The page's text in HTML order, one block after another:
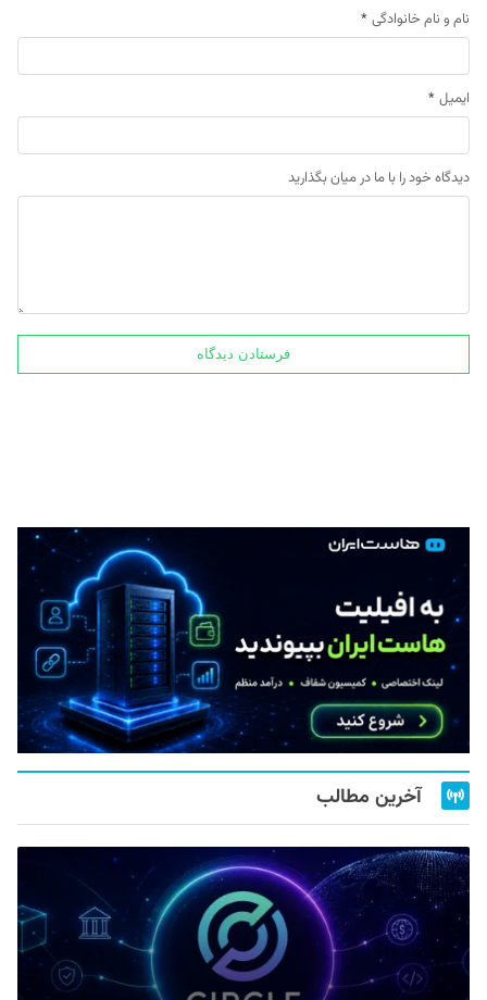
نام و نام خانوادگی *
ایمیل *
دیدگاه خود را با ما در میان بگذارید
آخرین مطالب